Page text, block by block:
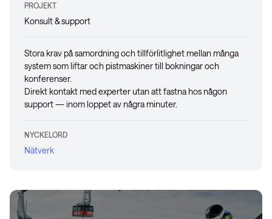
PROJEKT
Konsult & support
Stora krav på samordning och tillförlitlighet mellan många
system som liftar och pistmaskiner till bokningar och
konferenser.
Direkt kontakt med experter utan att fastna hos någon
support — inom loppet av några minuter.
NYCKELORD
Nätverk